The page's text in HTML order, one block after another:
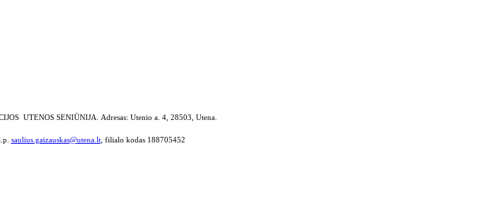
UTENOS SENIŪNIJA. Adresas: Utenio a. 4, 28503, Utena.
saulius.gaizauskas@utena.lt, filialo kodas 188705452